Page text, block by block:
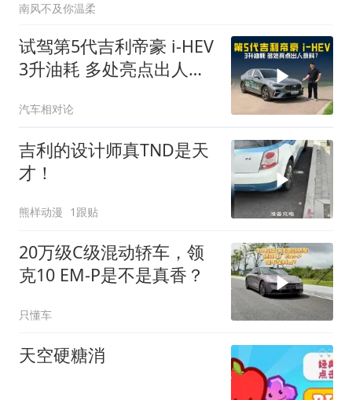
南风不及你温柔
试驾第5代吉利帝豪 i-HEV
3升油耗 多处亮点出人意
汽车相对论
吉利的设计师真TND是天
才！
熊样动漫 1跟贴
20万级C级混动轿车，领
克10 EM-P是不是真香？
只懂车
天空硬糖消